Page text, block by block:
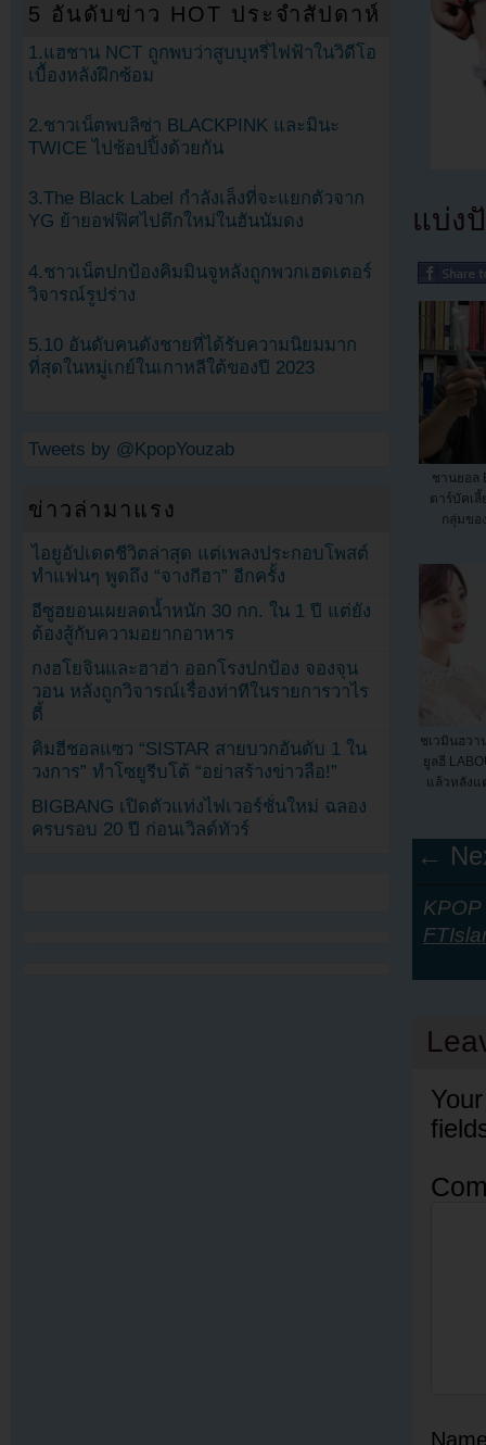
แบ่ง
ชานยอล
ตาร์บัคเลี้
กลุ่มขอ
ชเวมินฮวา
ยูลฮี
แล้วหลังแ
←
5 อันดับข่าว HOT ประจำสัปดาห์
1.แฮชาน NCT ถูกพบว่าสูบบุหรี่ไฟฟ้าในวิดีโอ
เบื้องหลังฝึกซ้อม
2.ชาวเน็ตพบลิซ่า BLACKPINK และมินะ
TWICE ไปช้อปปิ้งด้วยกัน
3.The Black Label กำลังเล็งที่จะแยกตัวจาก
YG ย้ายอฟฟิศไปตึกใหม่ในฮันนัมดง
4.ชาวเน็ตปกป้องคิมมินจูหลังถูกพวกเฮดเตอร์
วิจารณ์รูปร่าง
5.10 อันดับคนดังชายที่ได้รับความนิยมมาก
ที่สุดในหมู่เกย์ในเกาหลีใต้ของปี 2023
Tweets by @KpopYouzab
ข่าวล่ามาแรง
ไอยูอัปเดตชีวิตล่าสุด แต่เพลงประกอบโพสต์
ทำแฟนๆ พูดถึง “จางกีฮา” อีกครั้ง
อีซูฮยอนเผยลดน้ำหนัก 30 กก. ใน 1 ปี แต่ยัง
ต้องสู้กับความอยากอาหาร
กงฮโยจินและฮาฮ่า ออกโรงปกป้อง จองจุน
วอน หลังถูกวิจารณ์เรื่องท่าทีในรายการวาไร
ตี้
คิมฮีชอลแซว “SISTAR สายบวกอันดับ 1 ใน
วงการ” ทำโซยูรีบโต้ “อย่าสร้างข่าวลือ!”
BIGBANG เปิดตัวแท่งไฟเวอร์ชั่นใหม่ ฉลอง
ครบรอบ 20 ปี ก่อนเวิลด์ทัวร์